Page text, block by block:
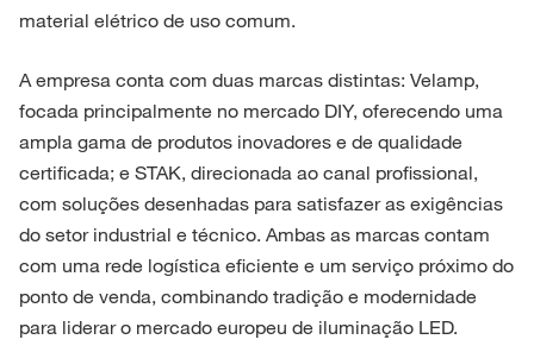
material elétrico de uso comum.
A empresa conta com duas marcas distintas: Velamp,
focada principalmente no mercado DIY, oferecendo uma
ampla gama de produtos inovadores e de qualidade
certificada; e STAK, direcionada ao canal profissional,
com soluções desenhadas para satisfazer as exigências
do setor industrial e técnico. Ambas as marcas contam
com uma rede logística eficiente e um serviço próximo do
ponto de venda, combinando tradição e modernidade
para liderar o mercado europeu de iluminação LED.